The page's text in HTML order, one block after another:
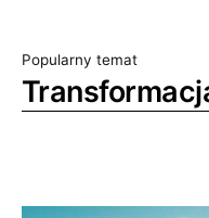
Popularny temat